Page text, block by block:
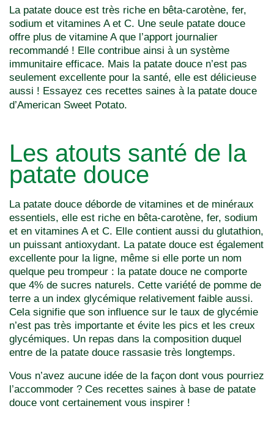
La patate douce est très riche en bêta-carotène, fer,
sodium et vitamines A et C. Une seule patate douce
offre plus de vitamine A que l’apport journalier
recommandé ! Elle contribue ainsi à un système
immunitaire efficace. Mais la patate douce n’est pas
seulement excellente pour la santé, elle est délicieuse
aussi ! Essayez ces recettes saines à la patate douce
d’American Sweet Potato.
Les atouts santé de la
patate douce
La patate douce déborde de vitamines et de minéraux
essentiels, elle est riche en bêta-carotène, fer, sodium
et en vitamines A et C. Elle contient aussi du glutathion,
un puissant antioxydant. La patate douce est également
excellente pour la ligne, même si elle porte un nom
quelque peu trompeur : la patate douce ne comporte
que 4% de sucres naturels. Cette variété de pomme de
terre a un index glycémique relativement faible aussi.
Cela signifie que son influence sur le taux de glycémie
n’est pas très importante et évite les pics et les creux
glycémiques. Un repas dans la composition duquel
entre de la patate douce rassasie très longtemps.
Vous n’avez aucune idée de la façon dont vous pourriez
l’accommoder ? Ces recettes saines à base de patate
douce vont certainement vous inspirer !